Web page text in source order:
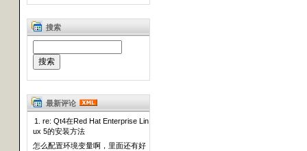
搜索
最新评论
1. re: Qt4在Red Hat Enterprise Lin
ux 5的安装方法
怎么配置环境变量啊，里面还有好